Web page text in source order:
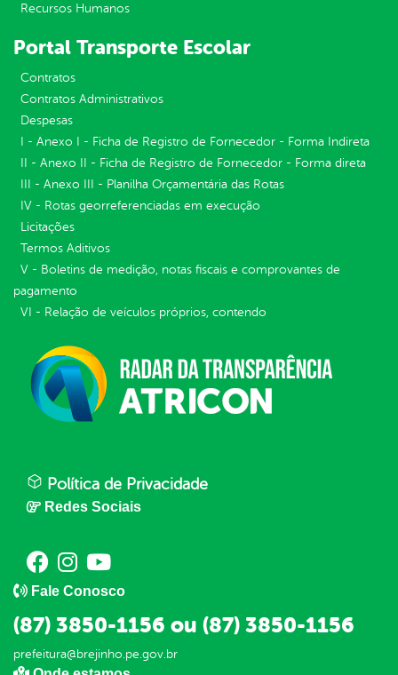
Recursos Humanos
Portal Transporte Escolar
Contratos
Contratos Administrativos
Despesas
I - Anexo I - Ficha de Registro de Fornecedor - Forma Indireta
II - Anexo II - Ficha de Registro de Fornecedor - Forma direta
III - Anexo III - Planilha Orçamentária das Rotas
IV - Rotas georreferenciadas em execução
Licitações
Termos Aditivos
V - Boletins de medição, notas fiscais e comprovantes de
pagamento
VI - Relação de veículos próprios, contendo
Política de Privacidade
Redes Sociais
Fale Conosco
(87) 3850-1156 ou (87) 3850-1156
prefeitura@brejinho.pe.gov.br